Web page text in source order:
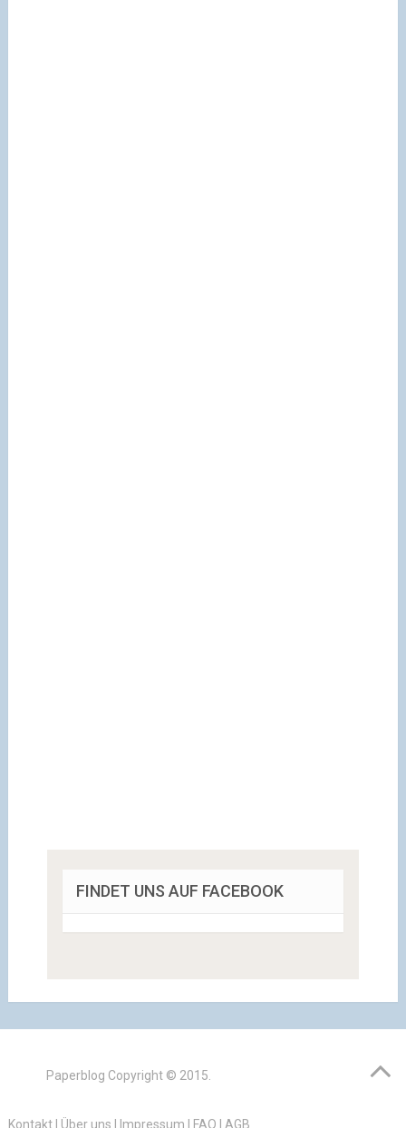
FINDET UNS AUF FACEBOOK
Paperblog Copyright © 2015.
Kontakt| Über uns Impressum FAQ AGB